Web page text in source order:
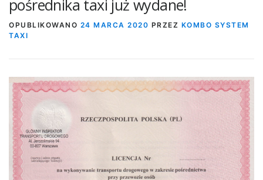
pośrednika taxi już wydane!
OPUBLIKOWANO 24 MARCA 2020 PRZEZ KOMBO SYSTEM
TAXI